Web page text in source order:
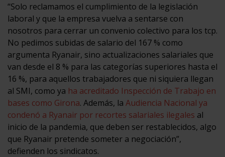
“Solo reclamamos el cumplimiento de la legislación
laboral y que la empresa vuelva a sentarse con
nosotros para cerrar un convenio colectivo para los tcp.
No pedimos subidas de salario del 167 % como
argumenta Ryanair, sino actualizaciones salariales que
van desde el 8 % para las categorías superiores hasta el
16 %, para aquellos trabajadores que ni siquiera llegan
al SMI, como ya ha acreditado Inspección de Trabajo en
bases como Girona. Además, la Audiencia Nacional ya
condenó a Ryanair por recortes salariales ilegales al
inicio de la pandemia, que deben ser restablecidos, algo
que Ryanair pretende someter a negociación”,
defienden los sindicatos.